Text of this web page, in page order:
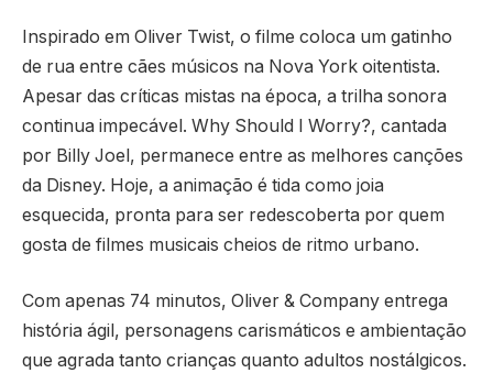
Inspirado em Oliver Twist, o filme coloca um gatinho
de rua entre cães músicos na Nova York oitentista.
Apesar das críticas mistas na época, a trilha sonora
continua impecável. Why Should I Worry?, cantada
por Billy Joel, permanece entre as melhores canções
da Disney. Hoje, a animação é tida como joia
esquecida, pronta para ser redescoberta por quem
gosta de filmes musicais cheios de ritmo urbano.
Com apenas 74 minutos, Oliver & Company entrega
história ágil, personagens carismáticos e ambientação
que agrada tanto crianças quanto adultos nostálgicos.